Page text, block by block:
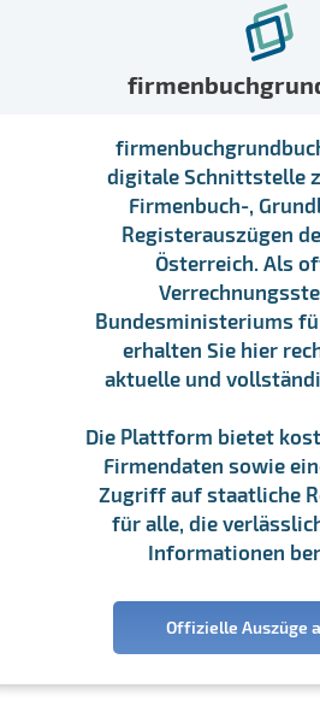
digitale Schnittstelle
Firmenbuch-,
Registerauszügen
Österreich. Als
Bundesministeriums
erhalten Sie hier
aktuelle und
Die Plattform bietet
Firmendaten sowie
Zugriff auf staatliche
für alle, die
Informationen
Offizielle Auszüge